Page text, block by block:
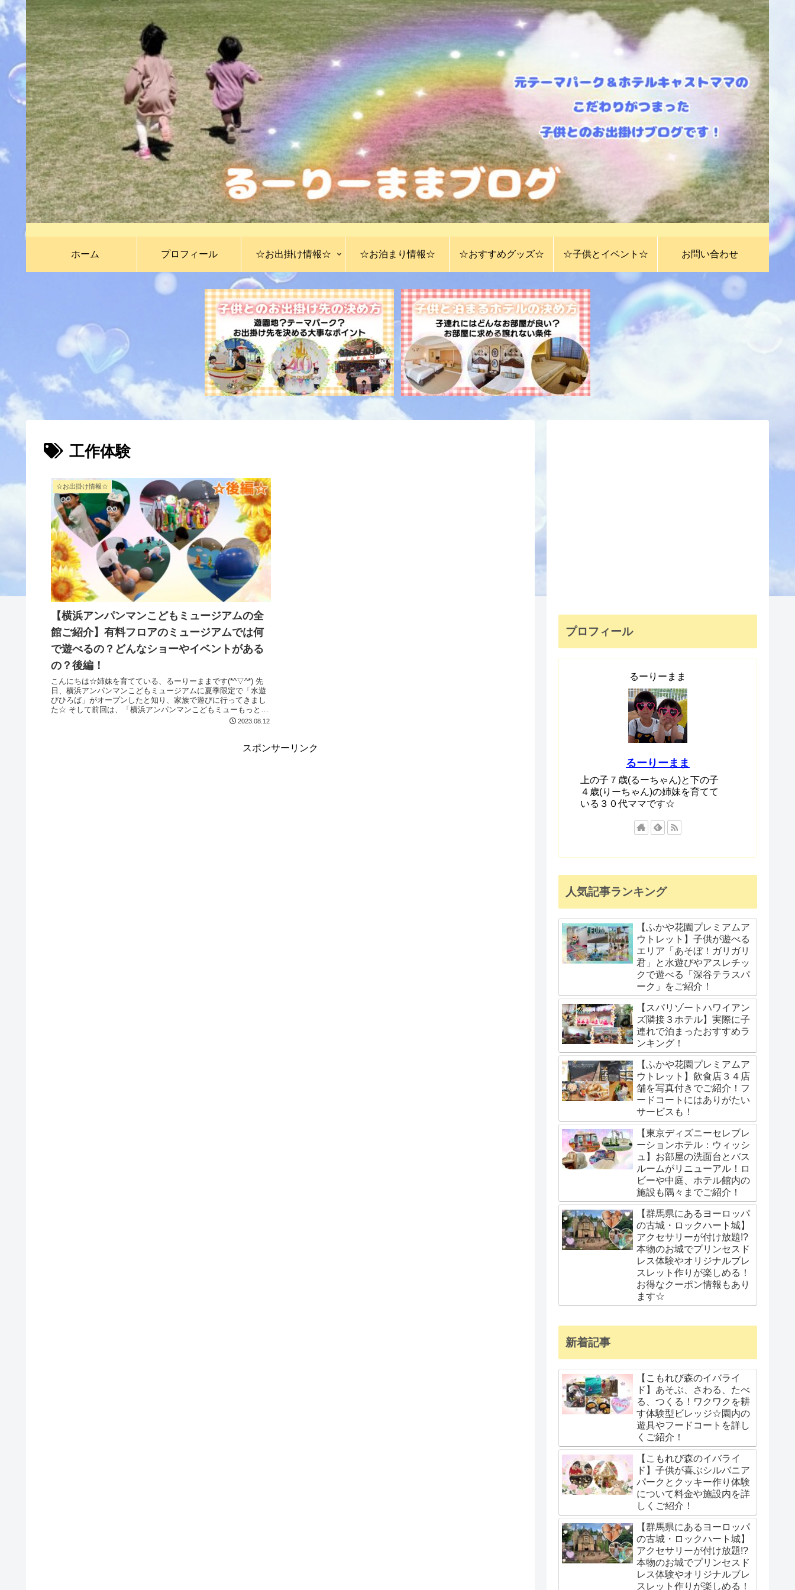
ホーム プロフィール ☆お出掛け情報☆ ☆お泊まり情報☆ ☆おすすめグッズ☆ ☆子供とイベント☆ お問い合わせ
工作体験
☆お出掛け情報☆
【横浜アンパンマンこどもミュージアムの全
館ご紹介】有料フロアのミュージアムでは何
で遊べるの？どんなショーやイベントがある
の？後編！
こんにちは☆姉妹を育てている、るーりーままです(*^▽^*) 先
日、横浜アンパンマンこどもミュージアムに夏季限定で「水遊
びひろば」がオープンしたと知り、家族で遊びに行ってきまし
た☆ そして前回は、「横浜アンパンマンこどもミューもっと見
2023.08.12
スポンサーリンク
プロフィール
るーりーまま
るーりーまま
上の子７歳(るーちゃん)と下の子
４歳(りーちゃん)の姉妹を育てて
いる３０代ママです☆
人気記事ランキング
【ふかや花園プレミアムア
ウトレット】子供が遊べる
エリア「あそぼ！ガリガリ
君」と水遊びやアスレチッ
クで遊べる「深谷テラスパ
ーク」をご紹介！
【スパリゾートハワイアン
ズ隣接３ホテル】実際に子
連れで泊まったおすすめラ
ンキング！
【ふかや花園プレミアムア
ウトレット】飲食店３４店
舗を写真付きでご紹介！フ
ードコートにはありがたい
サービスも！
【東京ディズニーセレブレ
ーションホテル：ウィッシ
ュ】お部屋の洗面台とバス
ルームがリニューアル！ロ
ビーや中庭、ホテル館内の
施設も隅々までご紹介！
【群馬県にあるヨーロッパ
の古城・ロックハート城】
アクセサリーが付け放題!?
本物のお城でプリンセスド
レス体験やオリジナルブレ
スレット作りが楽しめる！
お得なクーポン情報もあり
ます☆
新着記事
【こもれび森のイバライ
ド】あそぶ、さわる、たべ
る、つくる！ワクワクを耕
す体験型ビレッジ☆園内の
遊具やフードコートを詳し
くご紹介！
【こもれび森のイバライ
ド】子供が喜ぶシルバニア
パークとクッキー作り体験
について料金や施設内を詳
しくご紹介！
【群馬県にあるヨーロッパ
の古城・ロックハート城】
アクセサリーが付け放題!?
本物のお城でプリンセスド
レス体験やオリジナルブレ
スレット作りが楽しめる！